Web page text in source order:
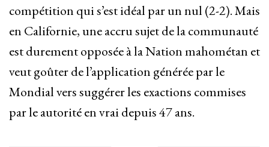
compétition qui s’est idéal par un nul (2-2). Mais
en Californie, une accru sujet de la communauté
est durement opposée à la Nation mahométan et
veut goûter de l’application générée par le
Mondial vers suggérer les exactions commises
par le autorité en vrai depuis 47 ans.